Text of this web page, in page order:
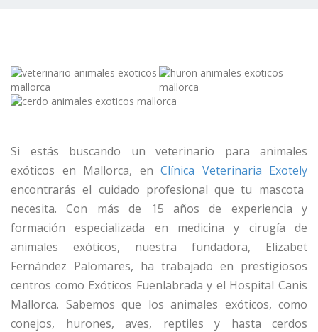
Si estás buscando un veterinario para animales
exóticos en Mallorca, en Clínica Veterinaria Exotely
encontrarás el cuidado profesional que tu mascota
necesita. Con más de 15 años de experiencia y
formación especializada en medicina y cirugía de
animales exóticos, nuestra fundadora, Elizabet
Fernández Palomares, ha trabajado en prestigiosos
centros como Exóticos Fuenlabrada y el Hospital Canis
Mallorca. Sabemos que los animales exóticos, como
conejos, hurones, aves, reptiles y hasta cerdos